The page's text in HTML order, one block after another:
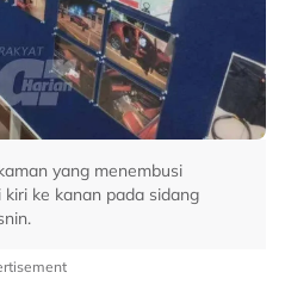
yang menembusi
ke kanan pada sidang